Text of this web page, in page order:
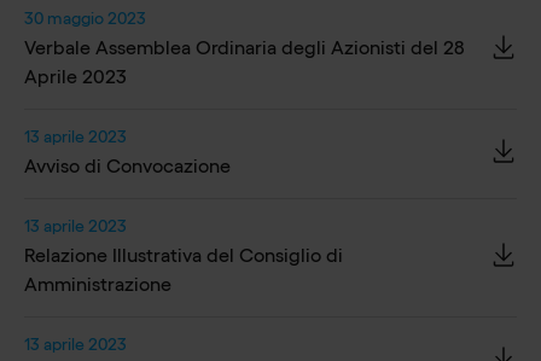
30 maggio 2023
Verbale Assemblea Ordinaria degli Azionisti del 28
Aprile 2023
13 aprile 2023
Avviso di Convocazione
13 aprile 2023
Relazione Illustrativa del Consiglio di
Amministrazione
13 aprile 2023